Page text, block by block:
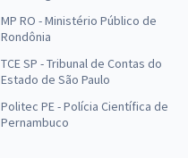
MP RO - Ministério Público de
Rondônia
TCE SP - Tribunal de Contas do
Estado de São Paulo
Politec PE - Polícia Científica de
Pernambuco